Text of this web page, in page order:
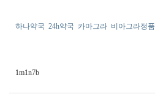
하나약국 24h약국 카마그라 비아그라정품
1m1n7b